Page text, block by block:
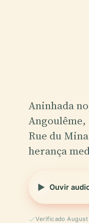
Aninhada
Angoulême,
Rue du
herança
Ouvir
Verificado